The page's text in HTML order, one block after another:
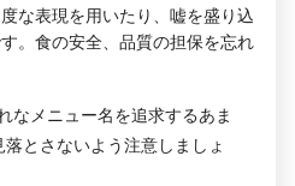
な表現を用いたり、嘘を盛り込
。食の安全、品質の担保を忘れ
なメニュー名を追求するあま
とさないよう注意しましょ